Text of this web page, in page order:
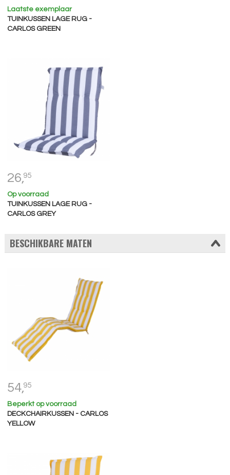
Laatste exemplaar
TUINKUSSEN LAGE RUG -
CARLOS GREEN
26,95
Op voorraad
TUINKUSSEN LAGE RUG -
CARLOS GREY
BESCHIKBARE MATEN
54,95
Beperkt op voorraad
DECKCHAIRKUSSEN - CARLOS
YELLOW